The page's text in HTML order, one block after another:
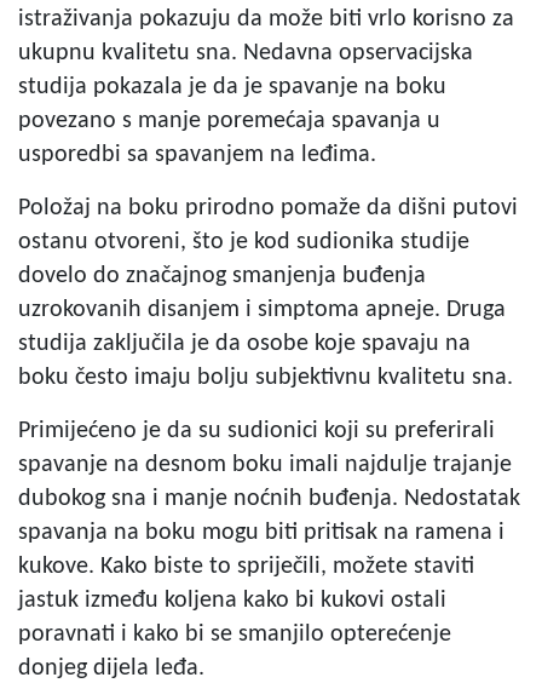
istraživanja pokazuju da može biti vrlo korisno za
ukupnu kvalitetu sna. Nedavna opservacijska
studija pokazala je da je spavanje na boku
povezano s manje poremećaja spavanja u
usporedbi sa spavanjem na leđima.
Položaj na boku prirodno pomaže da dišni putovi
ostanu otvoreni, što je kod sudionika studije
dovelo do značajnog smanjenja buđenja
uzrokovanih disanjem i simptoma apneje. Druga
studija zaključila je da osobe koje spavaju na
boku često imaju bolju subjektivnu kvalitetu sna.
Primijećeno je da su sudionici koji su preferirali
spavanje na desnom boku imali najdulje trajanje
dubokog sna i manje noćnih buđenja. Nedostatak
spavanja na boku mogu biti pritisak na ramena i
kukove. Kako biste to spriječili, možete staviti
jastuk između koljena kako bi kukovi ostali
poravnati i kako bi se smanjilo opterećenje
donjeg dijela leđa.